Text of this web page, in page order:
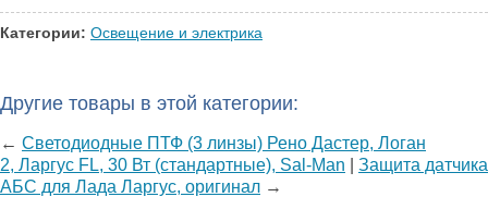
Категории: Освещение и электрика
Другие товары в этой категории:
← Светодиодные ПТФ (3 линзы) Рено Дастер, Логан
2, Ларгус FL, 30 Вт (стандартные), Sal-Man
Защита датчика
АБС для Лада Ларгус, оригинал →